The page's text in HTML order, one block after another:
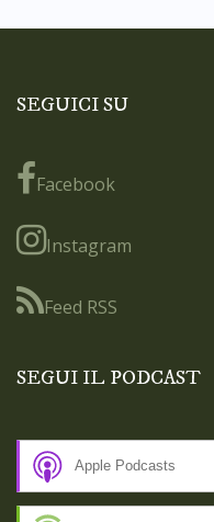
SEGUICI SU
Facebook
Instagram
Feed RSS
SEGUI IL PODCAST
Apple Podcasts